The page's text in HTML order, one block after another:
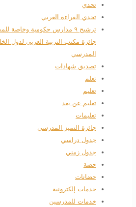
تحدي
تحدي القراءة العربي
ترشيح ٩ مدارس حكومية وخاصة
جائزة مكتب التربية العربي لدول
المدرسي
تصديق شهادات
تعلم
تعليم
تعليم عن بعد
تعليمات
جائزة التميز المدرسي
جدول دراسي
جدول زمني
حصة
حضانات
خدمات إلكترونية
خدمات للمدرسين